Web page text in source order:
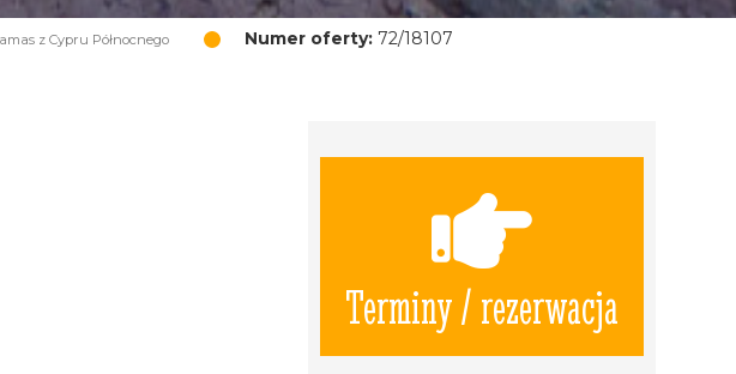
z Cypru Północnego Numer oferty: 72/18107
Terminy / rezerwacja